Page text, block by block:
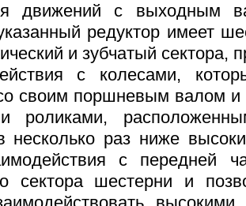
движений с выходным
редуктор имеет
и зубчатый сектора,
с колесами,
своим поршневым валом
роликами,
несколько раз ниже
с передней
сектора шестерни и